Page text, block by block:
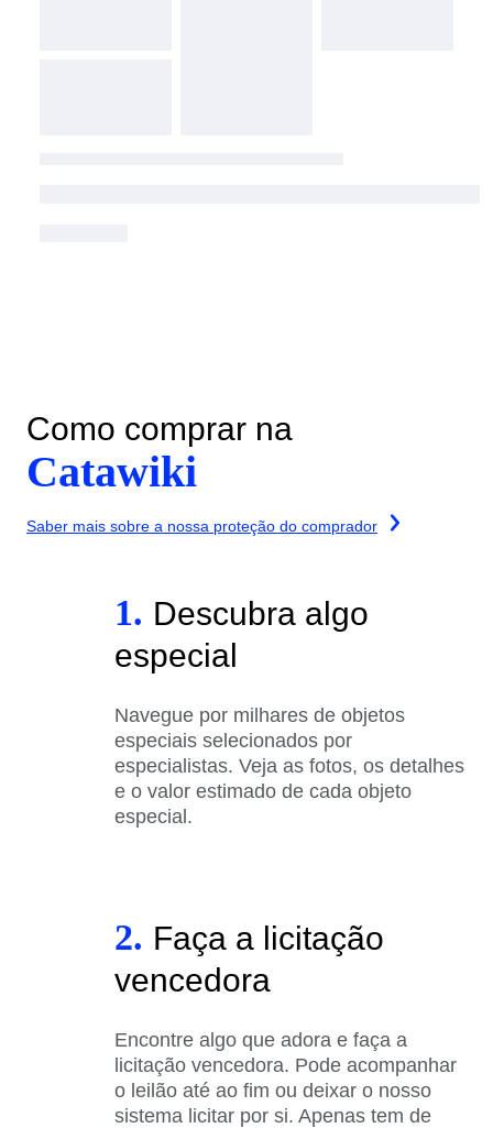
Como comprar na
Catawiki
Saber mais sobre a nossa proteção do comprador
1. Descubra algo
especial
Navegue por milhares de objetos
especiais selecionados por
especialistas. Veja as fotos, os detalhes
e o valor estimado de cada objeto
especial.
2. Faça a licitação
vencedora
Encontre algo que adora e faça a
licitação vencedora. Pode acompanhar
o leilão até ao fim ou deixar o nosso
sistema licitar por si. Apenas tem de